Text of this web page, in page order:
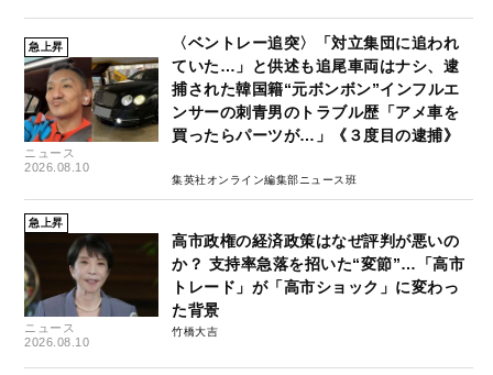
急上昇
ニュース
2026.08.10
〈ベントレー追突〉「対立集団に追われ
ていた…」と供述も追尾車両はナシ、逮
捕された韓国籍“元ボンボン”インフルエ
ンサーの刺青男のトラブル歴「アメ車を
買ったらパーツが…」《３度目の逮捕》
集英社オンライン編集部ニュース班
急上昇
ニュース
2026.08.10
高市政権の経済政策はなぜ評判が悪いの
か？ 支持率急落を招いた“変節”…「高市
トレード」が「高市ショック」に変わっ
た背景
竹橋大吉